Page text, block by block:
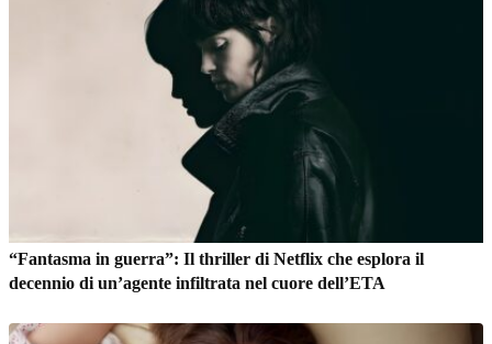
“Fantasma in guerra”: Il thriller di Netflix che esplora il
decennio di un’agente infiltrata nel cuore dell’ETA